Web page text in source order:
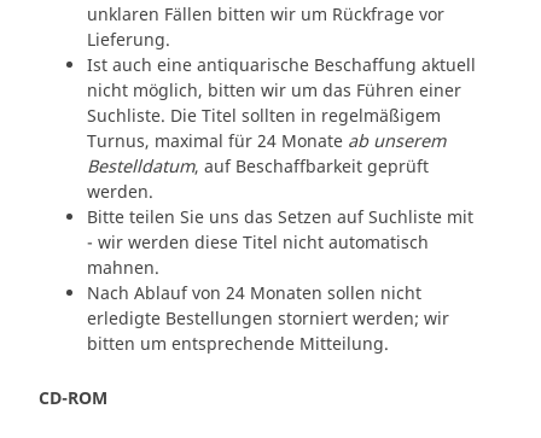
unklaren Fällen bitten wir um Rückfrage vor
Lieferung.
Ist auch eine antiquarische Beschaffung aktuell
nicht möglich, bitten wir um das Führen einer
Suchliste. Die Titel sollten in regelmäßigem
Turnus, maximal für 24 Monate ab unserem
Bestelldatum, auf Beschaffbarkeit geprüft
werden.
Bitte teilen Sie uns das Setzen auf Suchliste mit
- wir werden diese Titel nicht automatisch
mahnen.
Nach Ablauf von 24 Monaten sollen nicht
erledigte Bestellungen storniert werden; wir
bitten um entsprechende Mitteilung.
CD-ROM